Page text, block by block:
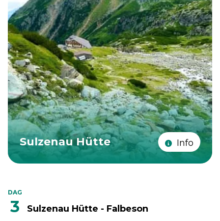
Sulzenau Hütte Info
DAG
3 Sulzenau Hütte - Falbeson